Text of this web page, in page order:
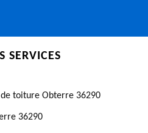
SERVICES
toiture Obterre 36290
36290